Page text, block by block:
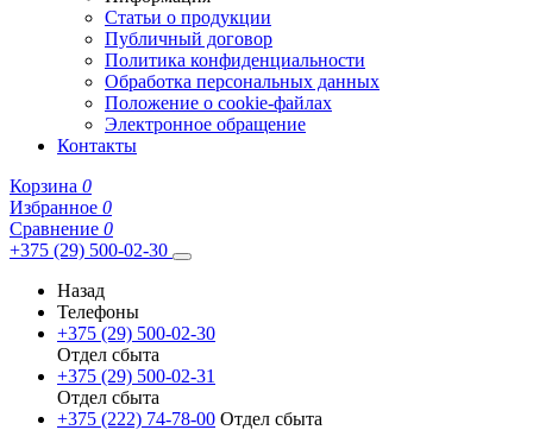
Статьи о продукции
Публичный договор
Политика конфиденциальности
Обработка персональных данных
Положение о cookie-файлах
Электронное обращение
Контакты
Корзина 0
Избранное 0
Сравнение 0
+375 (29) 500-02-30
Назад
Телефоны
+375 (29) 500-02-30
Отдел сбыта
+375 (29) 500-02-31
Отдел сбыта
+375 (222) 74-78-00 Отдел сбыта